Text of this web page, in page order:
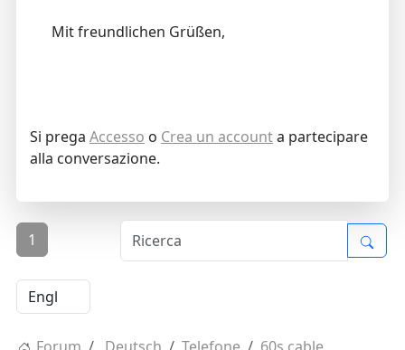
Mit freundlichen Grüßen,
Si prega Accesso o Crea un accounta partecipare
alla conversazione.
1